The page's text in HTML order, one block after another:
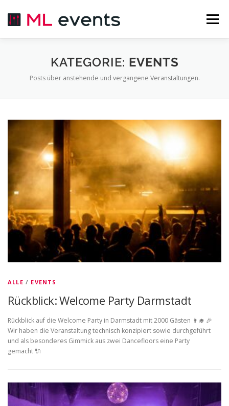
Inhalt
springen
Menü
ÜBER UNS EVENTS LIVESTREAM
KATEGORIE: EVENTS
Posts über anstehende und vergangene Veranstaltungen.
ALLE / EVENTS
Rückblick: Welcome Party Darmstadt
Rückblick auf die Welcome Party in Darmstadt mit 2000 Gästen 👩‍🎓 🎉
Wir haben die Veranstaltung technisch konzipiert sowie durchgeführt
und als besonderes Gimmick aus zwei Dancefloors eine Party
gemacht 🔌